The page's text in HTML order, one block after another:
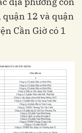
12 và quận
Cần Giờ có 1